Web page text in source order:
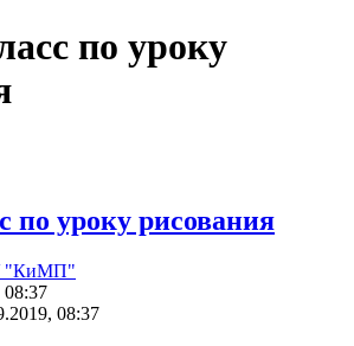
по уроку
по уроку рисования
"КиМП"
08:37
08:37